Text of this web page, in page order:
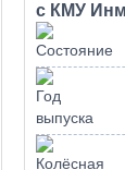
с КМУ